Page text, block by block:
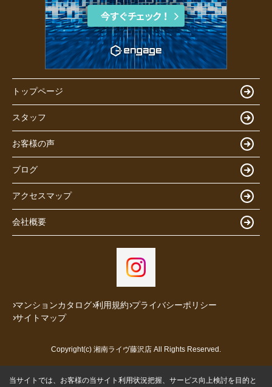
トップページ
スタッフ
お客様の声
ブログ
アクセスマップ
会社概要
マンションカタログ 利用規約 プライバシーポリシー
サイトマップ
Copyright(c) 湘南ライヴ藤沢店 All Rights Reserved.
当サイトでは、お客様の当サイト利用状況把握、サービス向上検討を目的と